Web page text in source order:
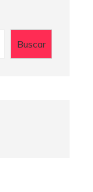
Buscar